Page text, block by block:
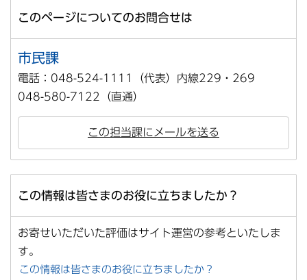
このページについてのお問合せは
市民課
電話：048-524-1111（代表）内線229・269
048-580-7122（直通）
この担当課にメールを送る
この情報は皆さまのお役に立ちましたか？
お寄せいただいた評価はサイト運営の参考といたしま
す。
この情報は皆さまのお役に立ちましたか？